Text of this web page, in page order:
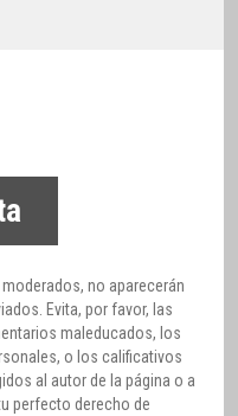
no aparecerán
Evita, por favor, las
maleducados, los
o los calificativos
al autor de la página o a
perfecto derecho de